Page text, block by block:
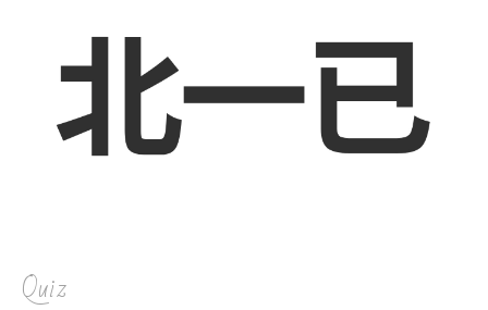
Quiz